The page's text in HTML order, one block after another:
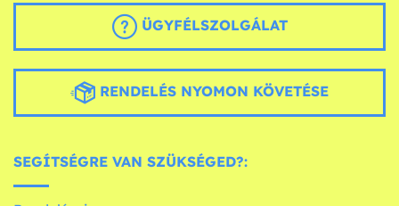
ÜGYFÉLSZOLGÁLAT
RENDELÉS NYOMON KÖVETÉSE
SEGÍTSÉGRE VAN SZÜKSÉGED?: